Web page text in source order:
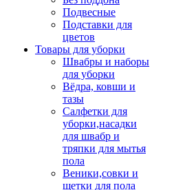
Подвесные
Подставки для
цветов
Товары для уборки
Швабры и наборы
для уборки
Вёдра, ковши и
тазы
Салфетки для
уборки,насадки
для швабр и
тряпки для мытья
пола
Веники,совки и
щетки для пола